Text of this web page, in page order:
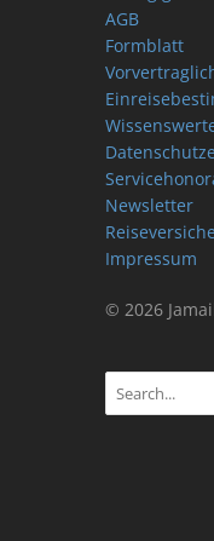
AGB
Formblatt
Newsletter
Impressum
© 2026